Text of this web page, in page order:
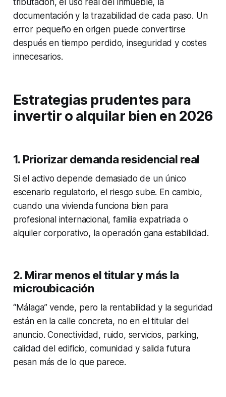
tributación, el uso real del inmueble, la
documentación y la trazabilidad de cada paso. Un
error pequeño en origen puede convertirse
después en tiempo perdido, inseguridad y costes
innecesarios.
Estrategias prudentes para
invertir o alquilar bien en 2026
1. Priorizar demanda residencial real
Si el activo depende demasiado de un único
escenario regulatorio, el riesgo sube. En cambio,
cuando una vivienda funciona bien para
profesional internacional, familia expatriada o
alquiler corporativo, la operación gana estabilidad.
2. Mirar menos el titular y más la
microubicación
“Málaga” vende, pero la rentabilidad y la seguridad
están en la calle concreta, no en el titular del
anuncio. Conectividad, ruido, servicios, parking,
calidad del edificio, comunidad y salida futura
pesan más de lo que parece.